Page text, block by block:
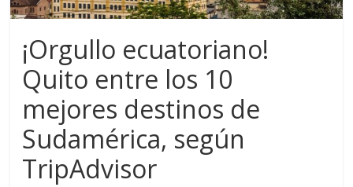
¡Orgullo ecuatoriano!
Quito entre los 10
mejores destinos de
Sudamérica, según
TripAdvisor